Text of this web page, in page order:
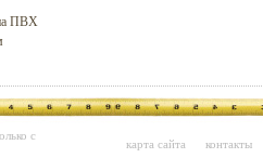
ПВХ
с
карта сайта контакты